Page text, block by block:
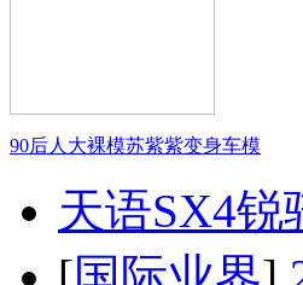
90后人大裸模苏紫紫变身车模
天语SX4锐